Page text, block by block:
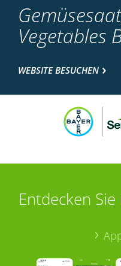
Vegetables
WEBSITE BESUCHEN
Entdecken